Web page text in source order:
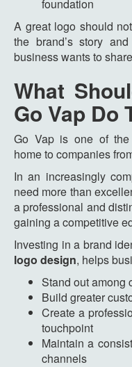
foundation
A great logo should
the brand’s story
business wants to
What
Go Vap Do
Go Vap is one of the
home to companies
In an increasingly
need more than
a professional and
gaining a competitive
Investing in a brand
logo design, helps
Stand out among
Build greater
Create a
touchpoint
Maintain a
channels